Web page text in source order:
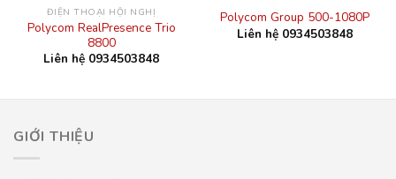
ĐIỆN THOẠI HỘI NGHỊ
Polycom RealPresence Trio
8800
Liên hệ 0934503848
Polycom Group 500-1080P
Liên hệ 0934503848
GIỚI THIỆU